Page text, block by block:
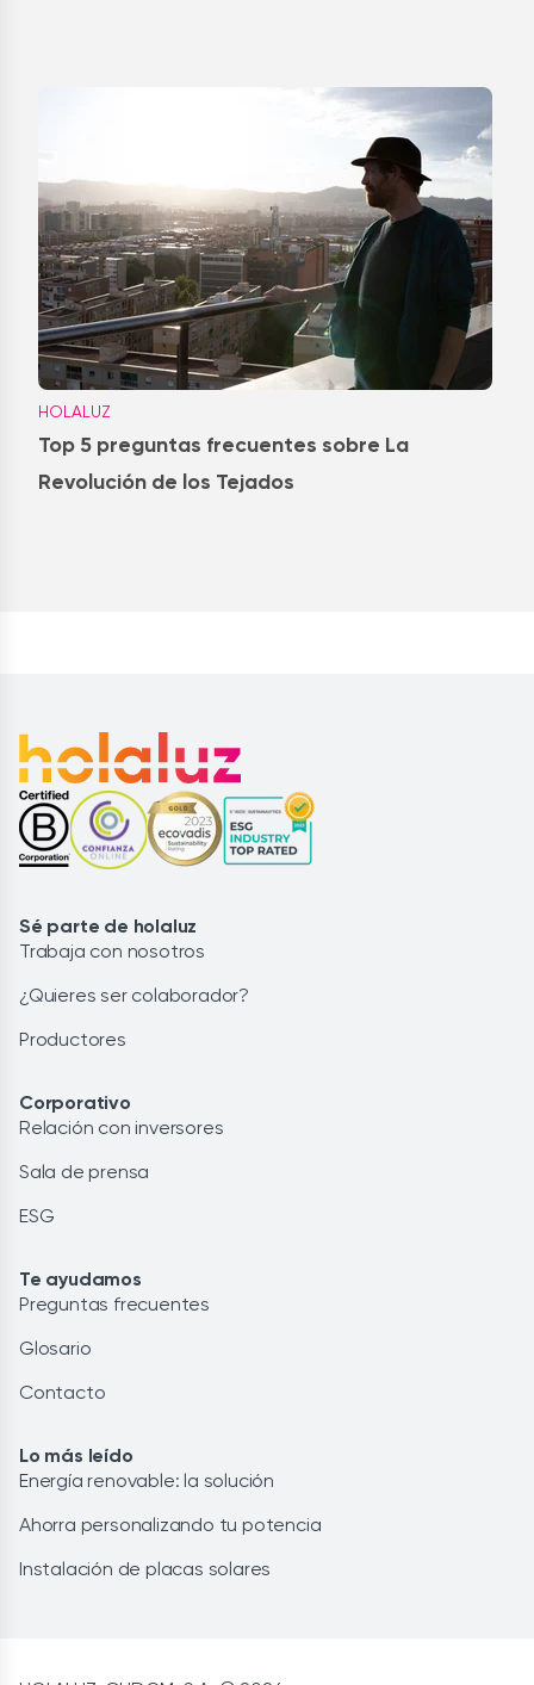
HOLALUZ
Top 5 preguntas frecuentes sobre La
Revolución de los Tejados
Sé parte de holaluz
Trabaja con nosotros
¿Quieres ser colaborador?
Productores
Corporativo
Relación con inversores
Sala de prensa
ESG
Te ayudamos
Preguntas frecuentes
Glosario
Contacto
Lo más leído
Energía renovable: la solución
Ahorra personalizando tu potencia
Instalación de placas solares